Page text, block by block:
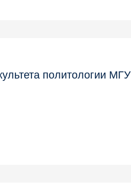
политологии МГУ